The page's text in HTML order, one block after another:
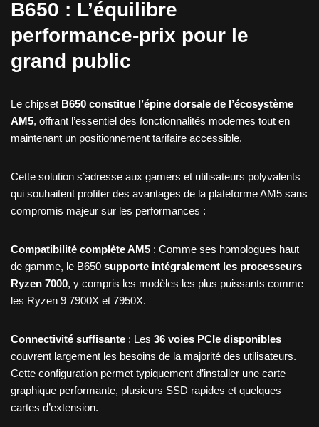
B650 : L’équilibre
performance-prix pour le
grand public
Le chipset B650 constitue l’épine dorsale de l’écosystème
AM5, offrant l’essentiel des fonctionnalités modernes tout en
maintenant un positionnement tarifaire accessible.
Cette solution s’adresse aux gamers et utilisateurs polyvalents
qui souhaitent profiter des avantages de la plateforme AM5 sans
compromis majeur sur les performances :
Compatibilité complète AM5 : Comme ses homologues haut
de gamme, le B650 supporte intégralement les processeurs
Ryzen 7000, y compris les modèles les plus puissants comme
les Ryzen 9 7900X et 7950X.
Connectivité suffisante : Les 36 voies PCIe disponibles
couvrent largement les besoins de la majorité des utilisateurs.
Cette configuration permet typiquement d’installer une carte
graphique performante, plusieurs SSD rapides et quelques
cartes d’extension.